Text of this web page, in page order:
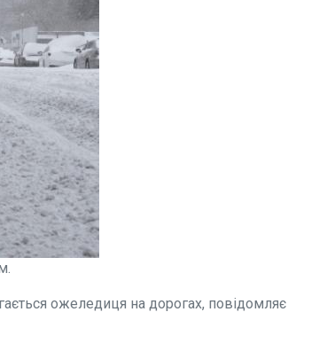
ожеледиця на дорогах, повідомляє